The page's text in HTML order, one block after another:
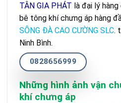
TÂN GIA PHÁT là đại lý
bê tông khí chưng áp hàng
SÔNG ĐÀ CAO CƯỜNG SLC.
Ninh Bình.
0828656999
Những hình ảnh vận
khí chưng áp